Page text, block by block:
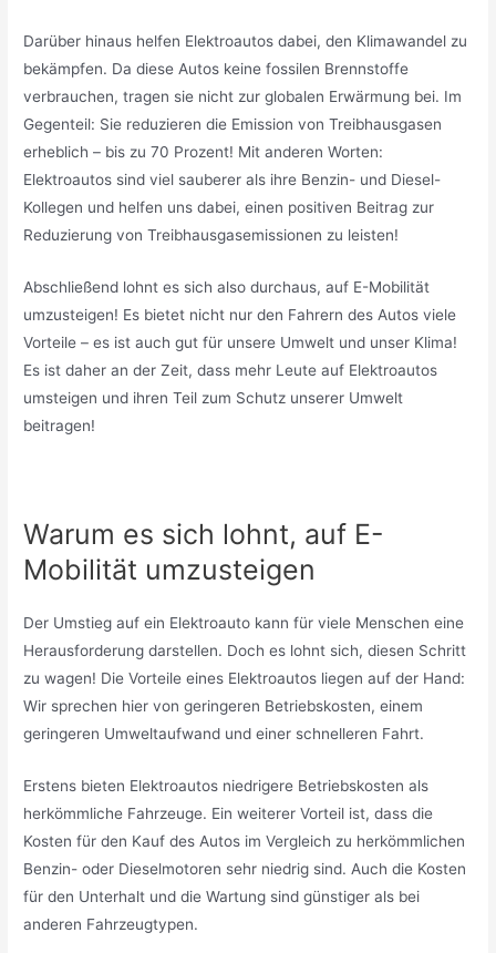
Darüber hinaus helfen Elektroautos dabei, den Klimawandel zu
bekämpfen. Da diese Autos keine fossilen Brennstoffe
verbrauchen, tragen sie nicht zur globalen Erwärmung bei. Im
Gegenteil: Sie reduzieren die Emission von Treibhausgasen
erheblich – bis zu 70 Prozent! Mit anderen Worten:
Elektroautos sind viel sauberer als ihre Benzin- und Diesel-
Kollegen und helfen uns dabei, einen positiven Beitrag zur
Reduzierung von Treibhausgasemissionen zu leisten!
Abschließend lohnt es sich also durchaus, auf E-Mobilität
umzusteigen! Es bietet nicht nur den Fahrern des Autos viele
Vorteile – es ist auch gut für unsere Umwelt und unser Klima!
Es ist daher an der Zeit, dass mehr Leute auf Elektroautos
umsteigen und ihren Teil zum Schutz unserer Umwelt
beitragen!
Warum es sich lohnt, auf E-
Mobilität umzusteigen
Der Umstieg auf ein Elektroauto kann für viele Menschen eine
Herausforderung darstellen. Doch es lohnt sich, diesen Schritt
zu wagen! Die Vorteile eines Elektroautos liegen auf der Hand:
Wir sprechen hier von geringeren Betriebskosten, einem
geringeren Umweltaufwand und einer schnelleren Fahrt.
Erstens bieten Elektroautos niedrigere Betriebskosten als
herkömmliche Fahrzeuge. Ein weiterer Vorteil ist, dass die
Kosten für den Kauf des Autos im Vergleich zu herkömmlichen
Benzin- oder Dieselmotoren sehr niedrig sind. Auch die Kosten
für den Unterhalt und die Wartung sind günstiger als bei
anderen Fahrzeugtypen.